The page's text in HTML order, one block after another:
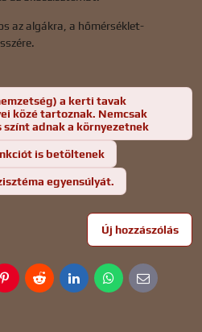
az algákra, a hőmérséklet-
a kerti tavak
közé tartoznak. Nemcsak
adnak a környezetnek
is betöltenek
egyensúlyát.
Új hozzászólás
PinterestRedditLinkedInWhatsApp
E-
mail